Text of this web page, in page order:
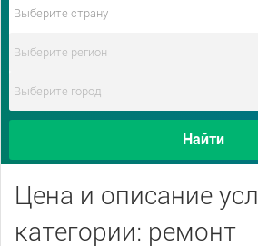
Найти
Цена и описание
категории: ремонт